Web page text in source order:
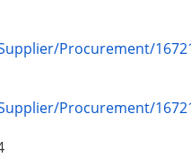
Procurement/
Procurement/